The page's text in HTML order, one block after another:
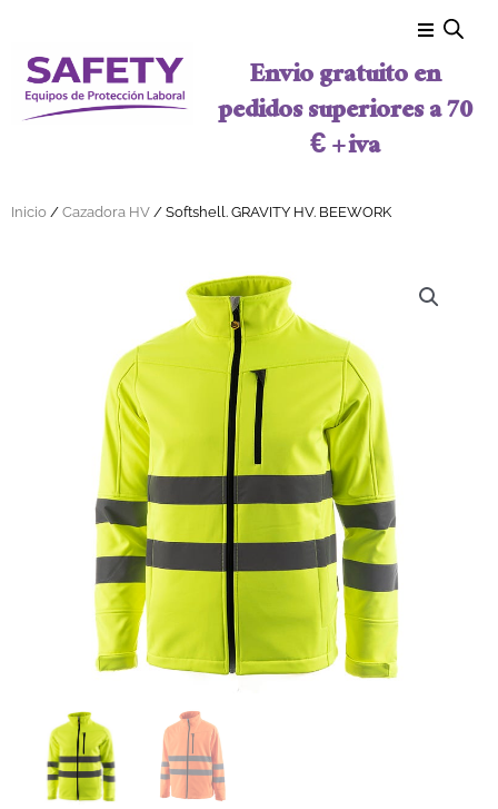
Envio gratuito en
pedidos superiores a 70
€ + iva
Inicio / Cazadora HV / Softshell. GRAVITY HV. BEEWORK